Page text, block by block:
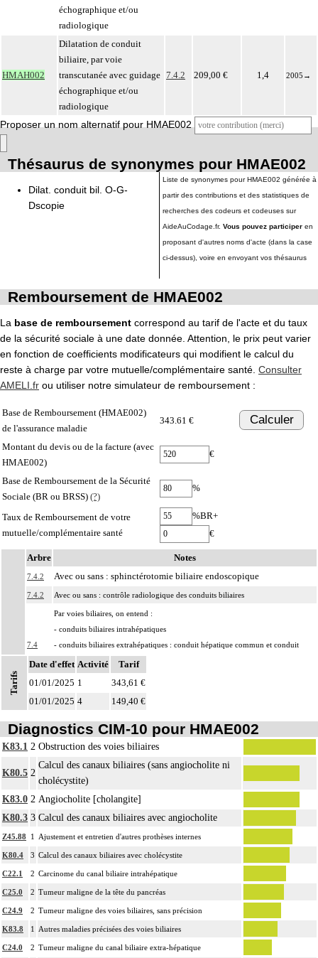
échographique et/ou
radiologique
HMAH002
Dilatation de conduit
biliaire, par voie
transcutanée avec guidage
échographique et/ou
radiologique
7.4.2 209,00 € 1,4 2005 →
Proposer un nom alternatif pour HMAE002
Thésaurus de synonymes pour HMAE002
Dilat. conduit bil. O-G-
Dscopie
Liste de synonymes pour HMAE002 générée à
partir des contributions et des statistiques de
recherches des codeurs et codeuses sur
AideAuCodage.fr. Vous pouvez participer en
proposant d'autres noms d'acte (dans la case
ci-dessus), voire en envoyant vos thésaurus
Remboursement de HMAE002
La base de remboursement correspond au tarif de l'acte et du taux
de la sécurité sociale à une date donnée. Attention, le prix peut varier
en fonction de coefficients modificateurs qui modifient le calcul du
reste à charge par votre mutuelle/complémentaire santé. Consulter
AMELI.fr ou utiliser notre simulateur de remboursement :
Base de Remboursement (HMAE002)
de l'assurance maladie
343.61 € Calculer
Montant du devis ou de la facture (avec
HMAE002)
€
Base de Remboursement de la Sécurité
Sociale (BR ou BRSS) (?)
%
Taux de Remboursement de votre
mutuelle/complémentaire santé
%BR+
€
Notes
Arbre Notes
7.4.2 Avec ou sans : sphinctérotomie biliaire endoscopique
7.4.2 Avec ou sans : contrôle radiologique des conduits biliaires
7.4
Par voies biliaires, on entend :
- conduits biliaires intrahépatiques
- conduits biliaires extrahépatiques : conduit hépatique commun et conduit
cholédoque
- vésicule biliaire et conduit cystique.
- conduit hépatique commun
- conduit cholédoque.
7
Les actes sur la cavité de l'abdomen, par coelioscopie ou par
rétropéritonéoscopie incluent l'évacuation de collection intraabdominale
7
Les actes sur la cavité de l'abdomen, par abord direct incluent l'évacuation de
collection intraabdominale associée, la toilette péritonéale et/ou la pose de
drain.
Tarifs
Date d'effet Activité
Tarif
01/01/2025 1
343,61 €
01/01/2025 4 149,40 €
Diagnostics CIM-10 pour HMAE002
K83.1 2 Obstruction des voies biliaires
K80.5 2
Calcul des canaux biliaires (sans angiocholite ni
cholécystite)
K83.0 2 Angiocholite [cholangite]
K80.3 3 Calcul des canaux biliaires avec angiocholite
Z45.88 1 Ajustement et entretien d'autres prothèses internes
K80.4 3 Calcul des canaux biliaires avec cholécystite
C22.1 2 Carcinome du canal biliaire intrahépatique
C25.0 2 Tumeur maligne de la tête du pancréas
C24.9 2 Tumeur maligne des voies biliaires, sans précision
K83.8 1 Autres maladies précisées des voies biliaires
C24.0 2 Tumeur maligne du canal biliaire extra-hépatique